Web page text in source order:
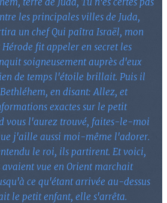
les principales villes de Juda,
un chef Qui paîtra Israël, mon
fit appeler en secret les
soigneusement auprès d'eux
de temps l'étoile brillait. Puis il
en disant: Allez, et
exactes sur le petit
vous l'aurez trouvé, faites-le-moi
j'aille aussi moi-même l'adorer.
le roi, ils partirent. Et voici,
vue en Orient marchait
ce qu'étant arrivée au-dessus
le petit enfant, elle s'arrêta.